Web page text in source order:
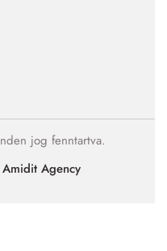
jog fenntartva.
Amidit Agency